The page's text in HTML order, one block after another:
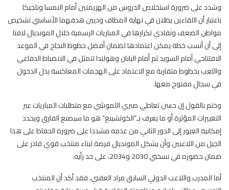
وشدد على ضرورة استخلاص الدروس من الهزيمتين أمام النمسا وبلجيكا
باعتبار أن اللقاءين يظلان في نهاية المطاف وديين هدفهما الأساسي تشخيص
مواطن الضعف وتفادي تكرارها في المباريات الرسمية خلال المونديال لافتا
إلى أن أنسب خطة يمكن اعتمادها لضمان أفضل حظوظ النجاح في الموعد
الافتتاحي أمام السويد ثم أمام اليابان وهولندا تتمثل في الانضباط الدفاعي
واللعب بخطوط متقاربة مع الاعتماد على الهجمات المعاكسة بدل الدخول
في سجال مفتوح معها.
وختم بالقول إن حسن تعاطي صبري اللموشي مع متطلبات المباريات عبر
التغييرات المؤثرة أو ما يعرف بـ”الكوتشينغ” هو ما سيصنع الفارق ويحدد
إمكانية العبور إلى الدور الثاني من عدمه مشددا على ضرورة الحفاظ على هذا
الجيل من اللاعبين وأن يشكل المونديال فرصة لبناء منتخب قوي قادر على
ضمان حضوره في نسختي 2030 و2034، على حد رأيه.
أما المدرب واللاعب الدولي السابق مراد العقبي، فقد أكد أن المنتخب